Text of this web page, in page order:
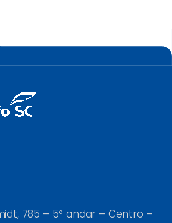
785 – 5º andar – Centro –